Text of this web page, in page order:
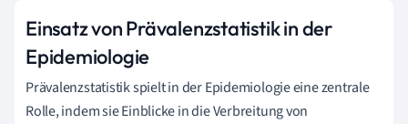
Einsatz von Prävalenzstatistik in der
Epidemiologie
Prävalenzstatistik spielt in der Epidemiologie eine zentrale
Rolle, indem sie Einblicke in die Verbreitung von